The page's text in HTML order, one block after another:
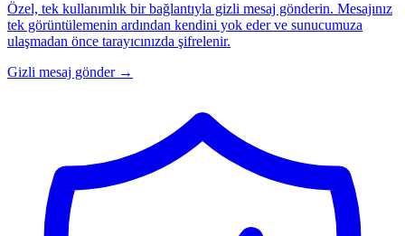
Özel, tek kullanımlık bir bağlantıyla gizli mesaj gönderin. Mesajınız
tek görüntülemenin ardından kendini yok eder ve sunucumuza
ulaşmadan önce tarayıcınızda şifrelenir.
Gizli mesaj gönder→